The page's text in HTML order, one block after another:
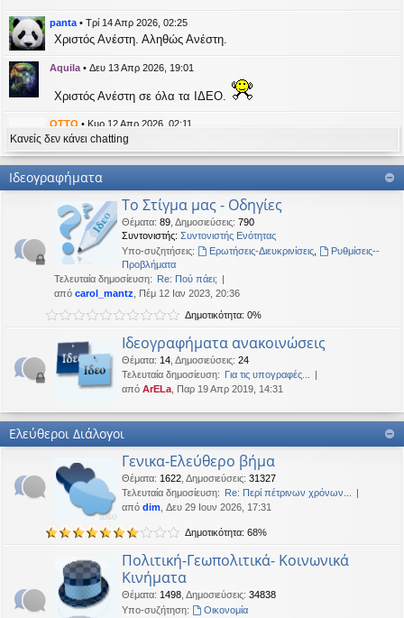
εις
η
panta • Τρί 14 Απρ 2026, 02:25
Χριστός Ανέστη. Αληθώς Ανέστη.
Aquila • Δευ 13 Απρ 2026, 19:01
Χριστός Ανέστη σε όλα τα ΙΔΕΟ.
OTTO • Κυρ 12 Απρ 2026, 02:11
likes this message
panta έγραψε:
Καλή Μεγάλη Εβδομάδα. Καλή Ανάσταση.
Καλή Ανάσταση σε όλους!
• Τετ 08 Απρ 2026, 14:21
pantaέγραψε:↑
Καλή Ανάσταση σε όλους!
Δευ 06 Απρ 2026, 02:48
Καλή Μεγάλη Εβδομάδα. Καλή Ανάσταση.
OTTO•Τετ 18 Μαρ 2026, 21:30
Oropion Τρί 17 Μαρ 2026, 07:43
Καλησπερα
panta•Δευ 16 Μαρ 2026, 03:18
Έκανε Like σε αυτό το μήνυμα
OTTO έγραψε:↑
Καλώστονε. Είναι υπό κατοχή στο καθεστώς ΝΔ.
Κανείς δεν κάνει chatting
Ιδεογραφήματα
Το Στίγμα μας - Οδηγίες
Θέματα: 89 Δημοσιεύσεις: 790
Συντονιστής: Συντονιστής Ενότητας
Υπο-συζητήσεις:
Ερωτήσεις-Διευκρινίσεις,
Ρυθμίσεις--
Προβλήματα
Τελευταία δημοσίευση: Re: Πού πάει;
από carol_mantz , Πέμ 12 Ιαν 2023, 20:36
Δημοτικότητα: 0%
Ιδεογραφήματα ανακοινώσεις
Θέματα: 14 Δημοσιεύσεις: 24
Τελευταία δημοσίευση: Για τις υπογραφές...
από ArELa , Παρ 19 Απρ 2019, 14:31
Ελεύθεροι Διάλογοι
Γενικα-Ελεύθερο βήμα
Θέματα: 1622 Δημοσιεύσεις: 31327
Τελευταία δημοσίευση: Re: Περί πέτρινων χρόνων...
από dim , Δευ 29 Ιουν 2026, 17:31
Δημοτικότητα: 68%
Πολιτική-Γεωπολιτικά- Κοινωνικά
Κινήματα
Θέματα: 1498 Δημοσιεύσεις: 34838
Υπο-συζήτηση:
Oικονομία